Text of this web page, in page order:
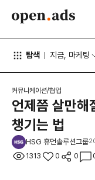
탐색 지금, 마케팅
커뮤니케이션/협업
언제쯤 살만해
챙기는 법
HSG 휴먼솔루션그룹
1313 0 0